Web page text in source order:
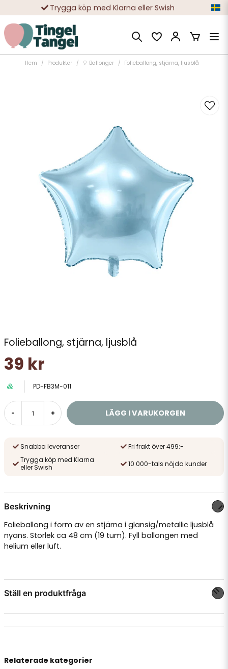
Trygga köp med Klarna eller Swish
10 000-tals nöjda kunder
Hem Produkter 🎈 Ballonger Folieballong, stjärna, ljusblå
Folieballong, stjärna, ljusblå
39 kr
PD-FB3M-011
- + LÄGG I VARUKORGEN
Snabba leveranser
Fri frakt över 499:-
Trygga köp med Klarna
eller Swish
10 000-tals nöjda kunder
Beskrivning
Folieballong i form av en stjärna i glansig/metallic ljusblå
nyans. Storlek ca 48 cm (19 tum). Fyll ballongen med
helium eller luft.
Ställ en produktfråga
Relaterade kategorier